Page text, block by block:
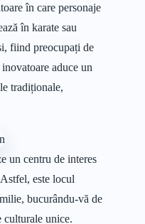
în care personaje
în karate sau
fiind preocupați de
aduce un
tradiționale,
un centru de interes
este locul
bucurându-vă de
culturale unice.